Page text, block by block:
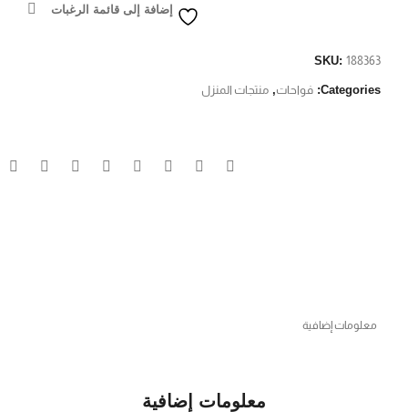
إضافة إلى قائمة الرغبات
SKU: 188363
Categories: فواحات, منتجات المنزل
معلومات إضافية
معلومات إضافية